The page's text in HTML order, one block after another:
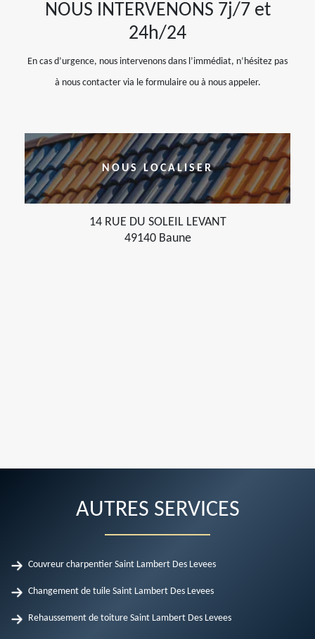
NOUS INTERVENONS 7j/7 et
24h/24
En cas d’urgence, nous intervenons dans l’immédiat, n’hésitez pas
à nous contacter via le formulaire ou à nous appeler.
NOUS LOCALISER
14 RUE DU SOLEIL LEVANT
49140 Baune
AUTRES SERVICES
Couvreur charpentier Saint Lambert Des Levees
Changement de tuile Saint Lambert Des Levees
Rehaussement de toiture Saint Lambert Des Levees